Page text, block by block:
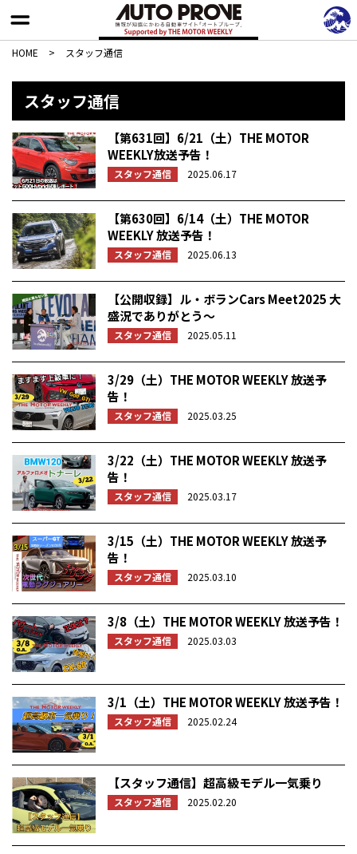
HOME > スタッフ通信
スタッフ通信
【第631回】6/21（土）THE MOTOR
WEEKLY放送予告！
スタッフ通信 2025.06.17
【第630回】6/14（土）THE MOTOR
WEEKLY 放送予告！
スタッフ通信 2025.06.13
【公開収録】ル・ボランCars Meet2025 大
盛況でありがとう〜
スタッフ通信 2025.05.11
3/29（土）THE MOTOR WEEKLY 放送予
告！
スタッフ通信 2025.03.25
3/22（土）THE MOTOR WEEKLY 放送予
告！
スタッフ通信 2025.03.17
3/15（土）THE MOTOR WEEKLY 放送予
告！
スタッフ通信 2025.03.10
3/8（土）THE MOTOR WEEKLY 放送予告！
スタッフ通信 2025.03.03
3/1（土）THE MOTOR WEEKLY 放送予告！
スタッフ通信 2025.02.24
【スタッフ通信】超高級モデル一気乗り
スタッフ通信 2025.02.20